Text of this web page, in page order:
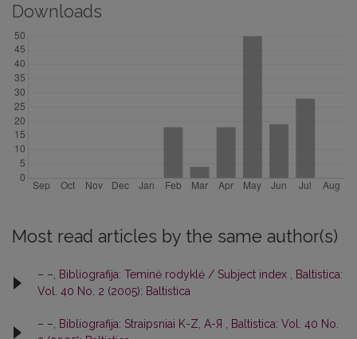
Downloads
Most read articles by the same author(s)
– –, Bibliografija: Teminė rodyklė / Subject index
Baltistica:
Vol. 40 No. 2 (2005): Baltistica
– –, Bibliografija: Straipsniai K-Z, A-Я
Baltistica: Vol. 40 No.